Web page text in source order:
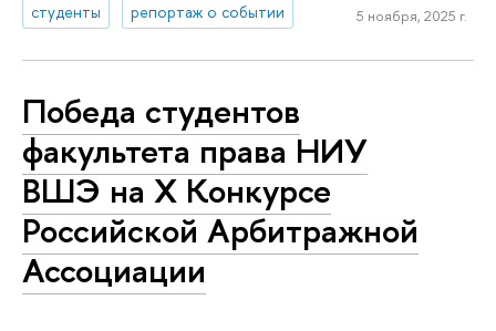
студенты
репортаж о событии 5 ноября, 2025 г.
Победа студентов
факультета права НИУ
ВШЭ на X Конкурсе
Российской Арбитражной
Ассоциации